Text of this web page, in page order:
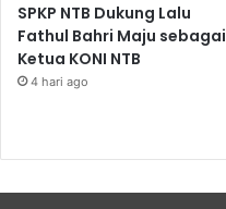
SPKP NTB Dukung Lalu
Fathul Bahri Maju sebagai
Ketua KONI NTB
4 hari ago